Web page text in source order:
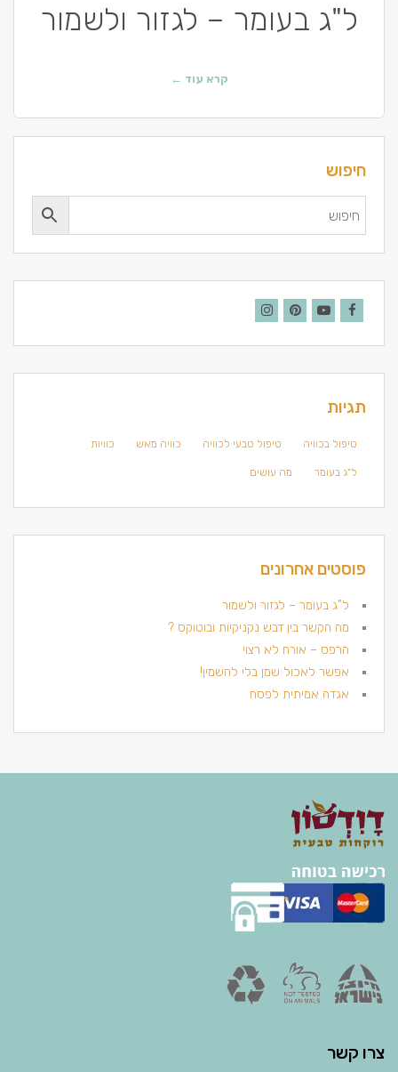
ל"ג בעומר – לגזור ולשמור
קרא עוד ←
חיפוש
תגיות
טיפול בכוויה טיפול טבעי לכוויה כוויה מאש כוויות
ל"ג בעומר מה עושים
פוסטים אחרונים
ל"ג בעומר – לגזור ולשמור
מה הקשר בין דבש נקניקיות ובוטוקס ?
הרפס – אורח לא רצוי
אפשר לאכול שמן בלי להשמין!
אגדה אמיתית לפסח
צרו קשר